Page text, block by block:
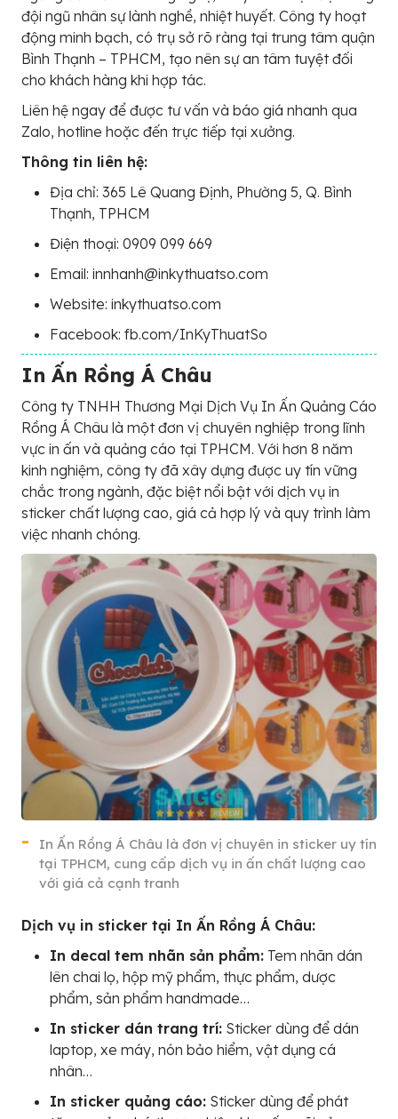
đội ngũ nhân sự lành nghề, nhiệt huyết. Công ty hoạt
động minh bạch, có trụ sở rõ ràng tại trung tâm quận
Bình Thạnh – TPHCM, tạo nên sự an tâm tuyệt đối
cho khách hàng khi hợp tác.
Liên hệ ngay để được tư vấn và báo giá nhanh qua
Zalo, hotline hoặc đến trực tiếp tại xưởng.
Thông tin liên hệ:
Địa chỉ: 365 Lê Quang Định, Phường 5, Q. Bình
Thạnh, TPHCM
Điện thoại: 0909 099 669
Email: innhanh@inkythuatso.com
Website: inkythuatso.com
Facebook: fb.com/InKyThuatSo
In Ấn Rồng Á Châu
Công ty TNHH Thương Mại Dịch Vụ In Ấn Quảng Cáo
Rồng Á Châu là một đơn vị chuyên nghiệp trong lĩnh
vực in ấn và quảng cáo tại TPHCM. Với hơn 8 năm
kinh nghiệm, công ty đã xây dựng được uy tín vững
chắc trong ngành, đặc biệt nổi bật với dịch vụ in
sticker chất lượng cao, giá cả hợp lý và quy trình làm
việc nhanh chóng.
In Ấn Rồng Á Châu là đơn vị chuyên in sticker uy tín
tại TPHCM, cung cấp dịch vụ in ấn chất lượng cao
với giá cả cạnh tranh
Dịch vụ in sticker tại In Ấn Rồng Á Châu:
In decal tem nhãn sản phẩm: Tem nhãn dán
lên chai lọ, hộp mỹ phẩm, thực phẩm, dược
phẩm, sản phẩm handmade…
In sticker dán trang trí: Sticker dùng để dán
laptop, xe máy, nón bảo hiểm, vật dụng cá
nhân…
In sticker quảng cáo: Sticker dùng để phát